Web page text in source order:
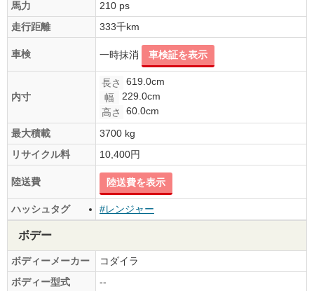
馬力
210 ps
走行距離
333千km
車検 一時抹消 車検証を表示
内寸
長さ
619.0cm
幅
229.0cm
高さ
60.0cm
最大積載
3700 kg
リサイクル料
10,400円
陸送費 陸送費を表示
ハッシュタグ #レンジャー
ボデー
ボディーメーカー
コダイラ
ボディー型式
--